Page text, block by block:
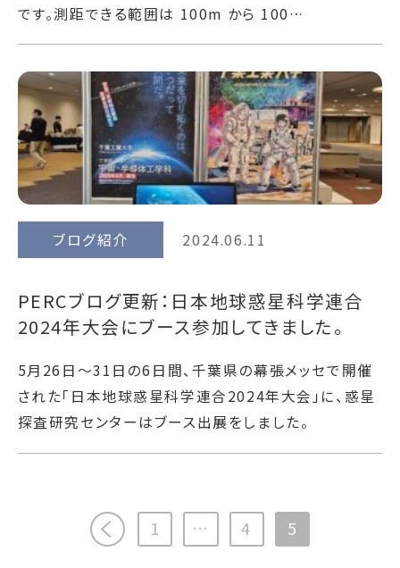
です。測距できる範囲は 100m から 100…
ブログ紹介 2024.06.11
PERCブログ更新：日本地球惑星科学連合
2024年大会にブース参加してきました。
5月26日～31日の6日間、千葉県の幕張メッセで開催
された「日本地球惑星科学連合2024年大会」に、惑星
探査研究センターはブース出展をしました。
1 … 4 5